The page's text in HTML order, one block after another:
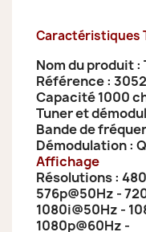
Caractéristiques
Nom du produit :
Référence :
Capacité 1000
Tuner et
Bande de
Démodulation :
Affichage
Résolutions :
576p@50Hz -
1080i@50Hz -
1080p@60Hz -